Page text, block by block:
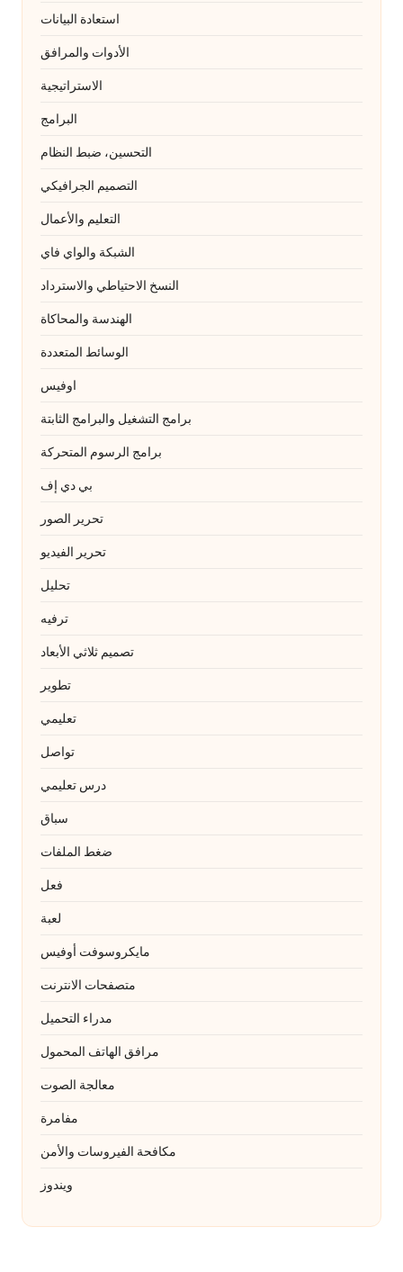
استعادة البيانات
الأدوات والمرافق
الاستراتيجية
البرامج
التحسين، ضبط النظام
التصميم الجرافيكي
التعليم والأعمال
الشبكة والواي فاي
النسخ الاحتياطي والاسترداد
الهندسة والمحاكاة
الوسائط المتعددة
اوفيس
برامج التشغيل والبرامج الثابتة
برامج الرسوم المتحركة
بي دي إف
تحرير الصور
تحرير الفيديو
تحليل
ترفيه
تصميم ثلاثي الأبعاد
تطوير
تعليمي
تواصل
درس تعليمي
سباق
ضغط الملفات
فعل
لعبة
مايكروسوفت أوفيس
متصفحات الانترنت
مدراء التحميل
مرافق الهاتف المحمول
معالجة الصوت
مفامرة
مكافحة الفيروسات والأمن
ويندوز